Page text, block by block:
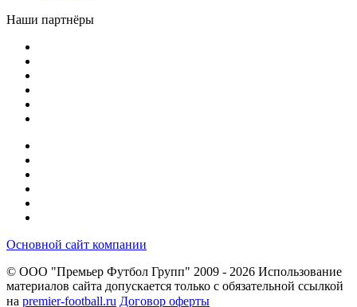
Наши партнёры
Основной сайт компании
© ООО "Премьер Футбол Групп" 2009 - 2026 Использование
материалов сайта допускается только с обязательной ссылкой
на premier-football.ru Договор оферты